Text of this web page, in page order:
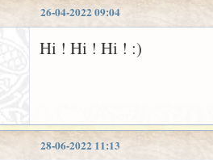
26-04-2022 09:04
Hi ! Hi ! Hi ! :)
28-06-2022 11:13